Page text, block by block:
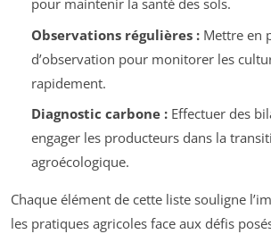
pour maintenir la santé des sols.
Observations régulières :Mettre en
d’observation pour monitorer les
rapidement.
Diagnostic carbone :Effectuer des
engager les producteurs dans la
agroécologique.
Chaque élément de cette liste souligne
les pratiques agricoles face aux défis